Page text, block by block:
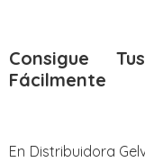
Consigue
Fácilmente
En Distribuidora